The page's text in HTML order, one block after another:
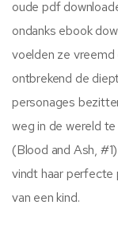
oude pdf
ondanks ebook
voelden ze vreemd
ontbrekend de
personages
weg in de wereld
(Blood and Ash,
vindt haar perfecte
van een kind.